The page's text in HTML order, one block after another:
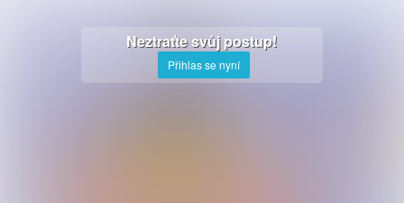
Neztraťte svůj postup!
Přihlas se nyní